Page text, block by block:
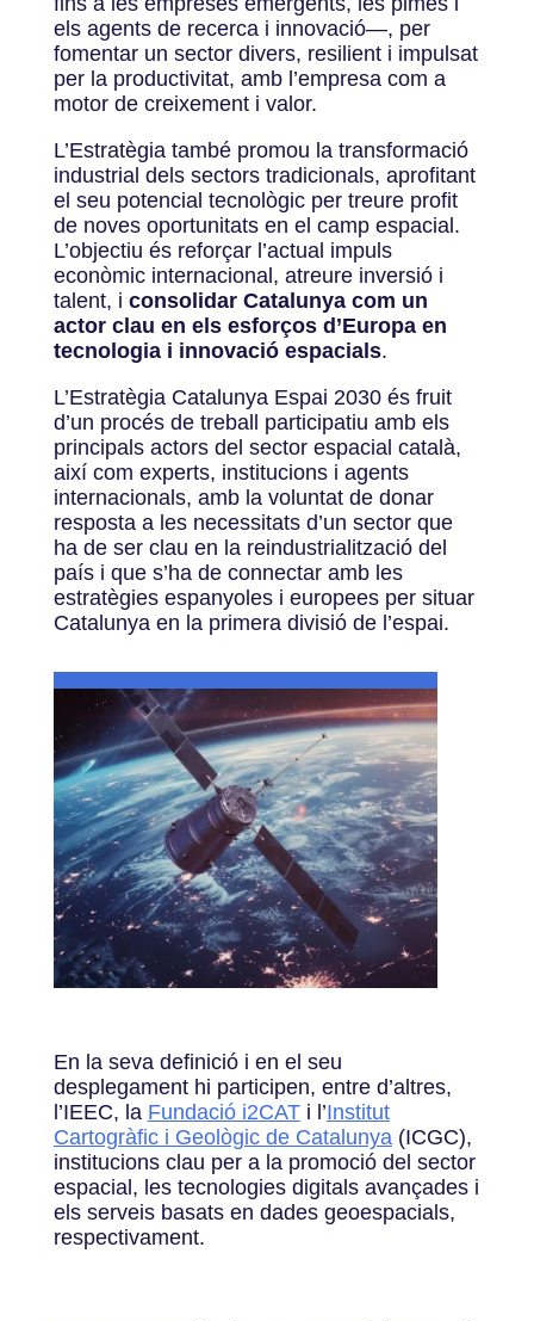
els agents de recerca i innovació—, per
fomentar un sector divers, resilient i impulsat
per la productivitat, amb l’empresa com a
motor de creixement i valor.
L’Estratègia també promou la transformació
industrial dels sectors tradicionals, aprofitant
el seu potencial tecnològic per treure profit
de noves oportunitats en el camp espacial.
L’objectiu és reforçar l’actual impuls
econòmic internacional, atreure inversió i
talent, i consolidar Catalunya com un
actor clau en els esforços d’Europa en
tecnologia i innovació espacials.
L’Estratègia Catalunya Espai 2030 és fruit
d’un procés de treball participatiu amb els
principals actors del sector espacial català,
així com experts, institucions i agents
internacionals, amb la voluntat de donar
resposta a les necessitats d’un sector que
ha de ser clau en la reindustrialització del
país i que s’ha de connectar amb les
estratègies espanyoles i europees per situar
Catalunya en la primera divisió de l’espai.
En la seva definició i en el seu
desplegament hi participen, entre d’altres,
l’IEEC, la Fundació i2CATi l’Institut
Cartogràfic i Geològic de Catalunya(ICGC),
institucions clau per a la promoció del sector
espacial, les tecnologies digitals avançades i
els serveis basats en dades geoespacials,
respectivament.